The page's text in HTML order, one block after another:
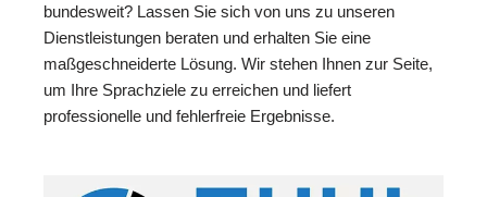
bundesweit? Lassen Sie sich von uns zu unseren
Dienstleistungen beraten und erhalten Sie eine
maßgeschneiderte Lösung. Wir stehen Ihnen zur Seite,
um Ihre Sprachziele zu erreichen und liefert
professionelle und fehlerfreie Ergebnisse.